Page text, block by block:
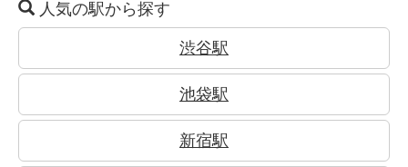
人気の駅から探す
渋谷駅
池袋駅
新宿駅